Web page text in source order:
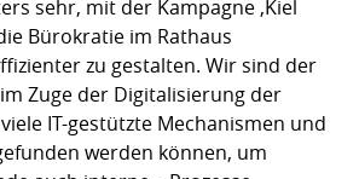
sehr, mit der Kampagne ‚Kiel
Bürokratie im Rathaus
zu gestalten. Wir sind der
Zuge der Digitalisierung der
IT-gestützte Mechanismen und
werden können, um